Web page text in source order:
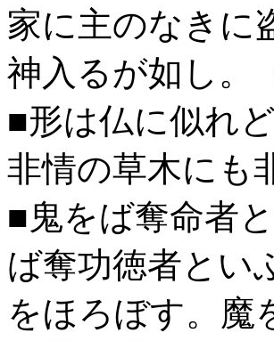
家に主のなきに
神入るが如し。
■形は仏に似れ
非情の草木にも
■鬼をば奪命者
ば奪功徳者とい
をほろぼす。魔